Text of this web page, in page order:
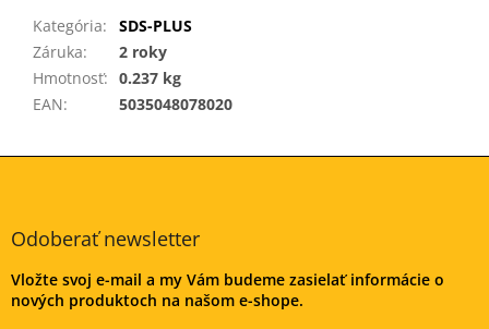
Kategória:
SDS-PLUS
Záruka:
2 roky
Hmotnosť: 0.237 kg
EAN: 5035048078020
Z
Odoberať newsletter
Vložte svoj e-mail a my Vám budeme zasielať informácie o
nových produktoch na našom e-shope.